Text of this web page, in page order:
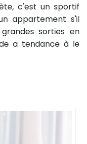
c'est un sportif
appartement s'il
sorties en
a tendance à le